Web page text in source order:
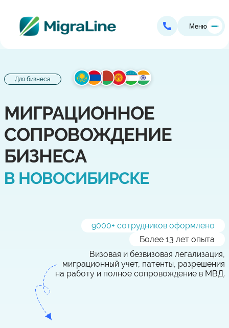
Меню
Для бизнеса
МИГРАЦИОННОЕ
СОПРОВОЖДЕНИЕ
БИЗНЕСА
В НОВОСИБИРСКЕ
9000+ сотрудников оформлено
Более 13 лет опыта
Визовая и безвизовая легализация,
миграционный учет, патенты, разрешения
на работу и полное сопровождение в МВД.